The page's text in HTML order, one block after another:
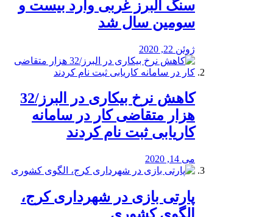
سنگ البرز غربی وارد بیست و
سومین سال شد
ژوئن 22, 2020
کاهش نرخ بیکاری در البرز/32
هزار متقاضی کار در سامانه
کاریابی ثبت نام کردند
می 14, 2020
پارتی بازی در شهرداری کرج،